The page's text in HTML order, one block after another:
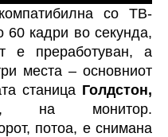
со ТВ-
60 кадри во секунда,
е преработуван, а
места – основниот
станица Голдстон,
на монитор.
потоа, е снимана